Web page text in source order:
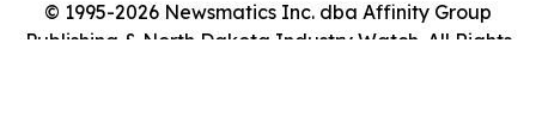
© 1995-2026 Newsmatics Inc. dba Affinity Group
Publishing & North Dakota Industry Watch. All Rights